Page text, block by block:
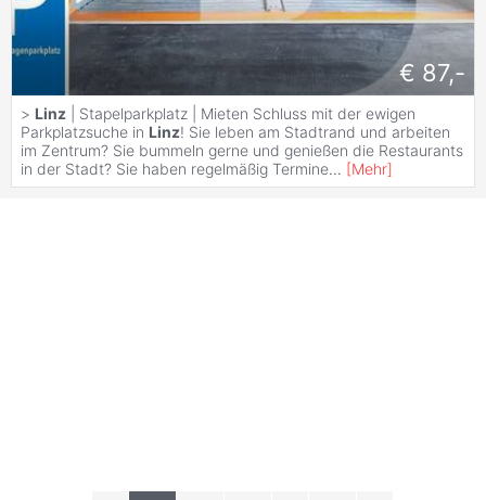
€ 87,-
> Linz | Stapelparkplatz | Mieten Schluss mit der ewigen
Parkplatzsuche in Linz! Sie leben am Stadtrand und arbeiten
im Zentrum? Sie bummeln gerne und genießen die Restaurants
in der Stadt? Sie haben regelmäßig Termine... [Mehr]